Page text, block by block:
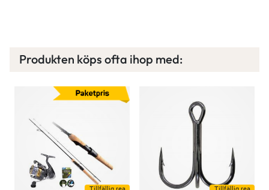
Produkten köps ofta ihop med: